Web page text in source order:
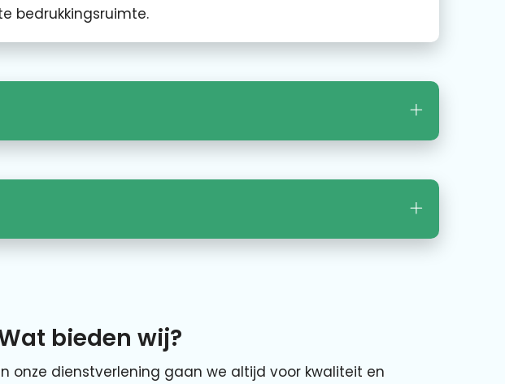
bedrukkingsruimte.
bieden wij?
onze dienstverlening gaan we altijd voor kwaliteit en